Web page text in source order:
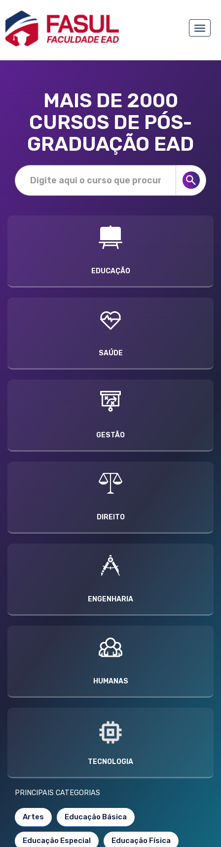
Toggle
MAIS DE 2000
CURSOS DE PÓS-
GRADUAÇÃO EAD
EDUCAÇÃO
SAÚDE
GESTÃO
DIREITO
ENGENHARIA
HUMANAS
TECNOLOGIA
PRINCIPAIS CATEGORIAS
Artes Educação Básica
Educação Especial Educação Física